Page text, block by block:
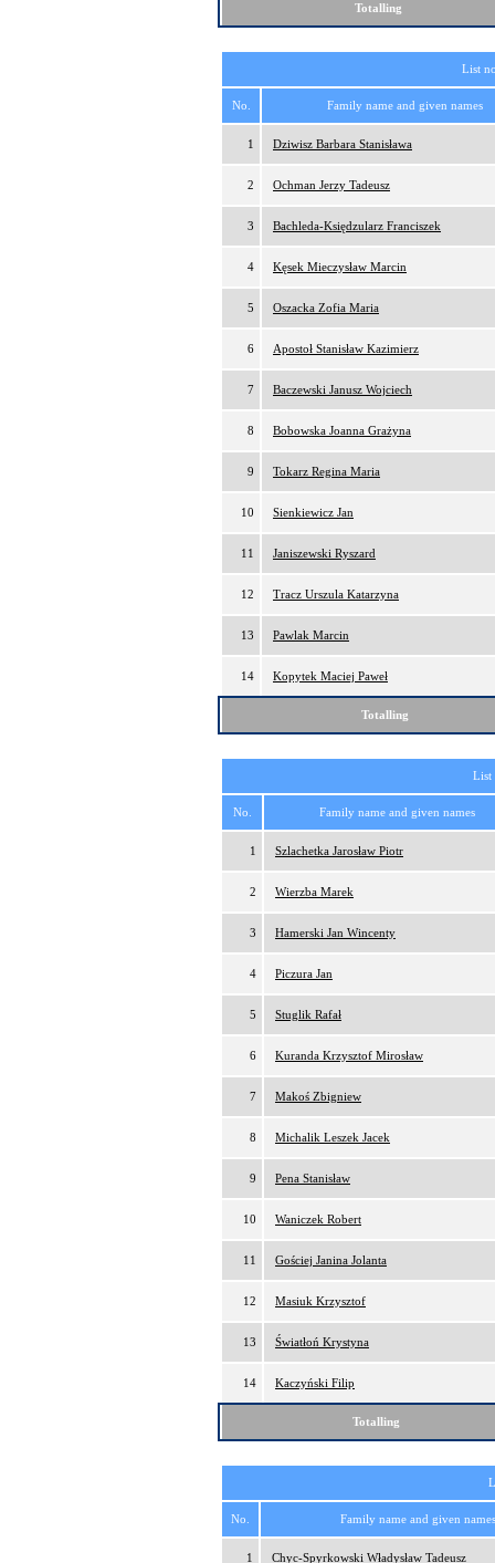
Totalling
List
No. Family name and given names
1 Dziwisz Barbara Stanisława
2 Ochman Jerzy Tadeusz
3 Bachleda-Księdzularz Franciszek
4 Kęsek Mieczysław Marcin
5 Oszacka Zofia Maria
6 Apostoł Stanisław Kazimierz
7 Baczewski Janusz Wojciech
8 Bobowska Joanna Grażyna
9 Tokarz Regina Maria
10 Sienkiewicz Jan
11 Janiszewski Ryszard
12 Tracz Urszula Katarzyna
13 Pawlak Marcin
14 Kopytek Maciej Paweł
Totalling
List
No. Family name and given names
1 Szlachetka Jarosław Piotr
2 Wierzba Marek
3 Hamerski Jan Wincenty
4 Piczura Jan
5 Stuglik Rafał
6 Kuranda Krzysztof Mirosław
7 Makoś Zbigniew
8 Michalik Leszek Jacek
9 Pena Stanisław
10 Waniczek Robert
11 Gościej Janina Jolanta
12 Masiuk Krzysztof
13 Światłoń Krystyna
14 Kaczyński Filip
Totalling
No. Family name and given names
1 Chyc-Spyrkowski Władysław Tadeusz